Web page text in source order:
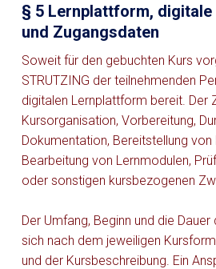
§ 5 Lernplattform, digitale
und Zugangsdaten
Soweit für den gebuchten Kurs
STRUTZING der teilnehmenden
digitalen Lernplattform bereit. Der
Kursorganisation, Vorbereitung,
Dokumentation, Bereitstellung von
Bearbeitung von Lernmodulen,
oder sonstigen kursbezogenen
Der Umfang, Beginn und die
sich nach dem jeweiligen
und der Kursbeschreibung. Ein